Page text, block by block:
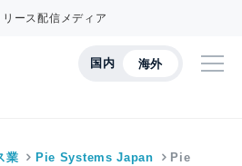
ース配信メディア
国内 海外
業 Pie Systems Japan Pie